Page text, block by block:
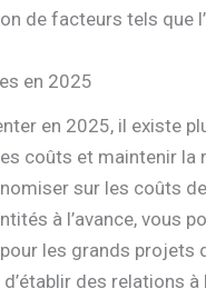
de facteurs tels que
en 2025
en 2025, il existe
coûts et maintenir la
sur les coûts
à l’avance, vous
les grands projets
des relations